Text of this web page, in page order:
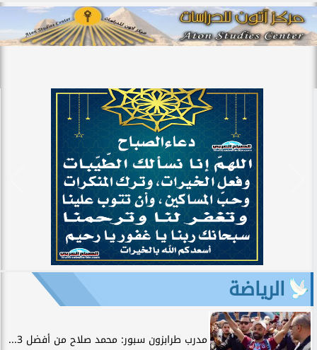
الرياضة
مدرب طرابزون سبور: محمد صلاح من أفضل 3...